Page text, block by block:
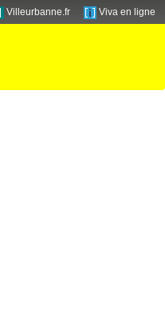
Villeurbanne.fr Viva en ligne